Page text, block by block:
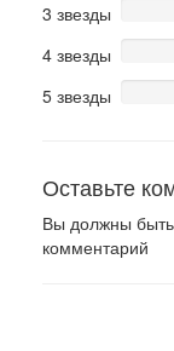
3 звезды
4 звезды
5 звезды
Оставьте
Вы должны быть
комментарий